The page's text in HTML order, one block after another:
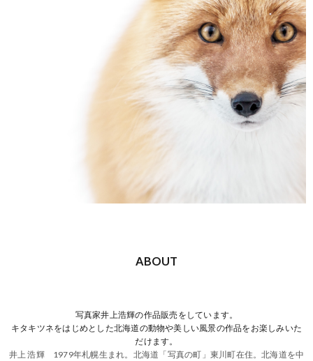
ABOUT
写真家井上浩輝の作品販売をしています。
キタキツネをはじめとした北海道の動物や美しい風景の作品をお楽しみいた
だけます。
井上 浩輝 1979年札幌生まれ。北海道「写真の町」東川町在住。北海道を中